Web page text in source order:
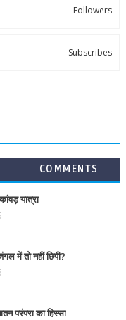
Followers
Subscribes
COMMENTS
यात्रा
में तो नहीं छिपी?
परंपरा का हिस्सा